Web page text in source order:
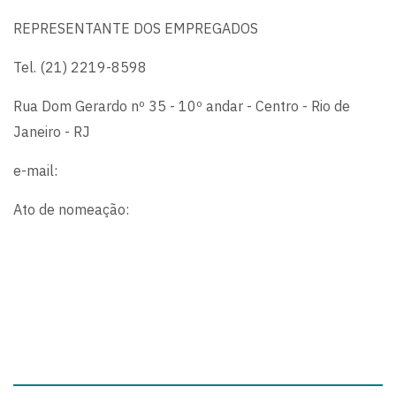
REPRESENTANTE DOS EMPREGADOS
Tel. (21) 2219-8598
Rua Dom Gerardo nº 35 - 10º andar - Centro - Rio de
Janeiro - RJ
e-mail:
Ato de nomeação: